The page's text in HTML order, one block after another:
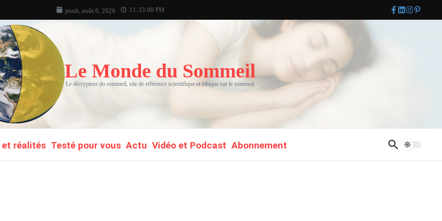
jeudi, août 6, 2026 11:33:01 PM
Le Monde du Sommeil
Le décrypteur du sommeil, site de référence scientifique et éthique sur le sommeil
et réalités Testé pour vous Actu Vidéo et Podcast Abonnement